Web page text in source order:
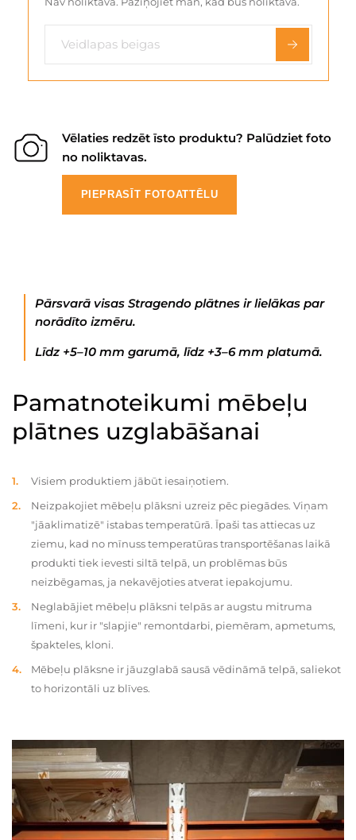
Vēlaties redzēt īsto produktu? Palūdziet foto
no noliktavas.
PIEPRASĪT FOTOATTĒLU
Pārsvarā visas Stragendo plātnes ir lielākas par
norādīto izmēru.
Līdz +5–10 mm garumā, līdz +3–6 mm platumā.
Pamatnoteikumi mēbeļu
plātnes uzglabāšanai
Visiem produktiem jābūt iesaiņotiem.
Neizpakojiet mēbeļu plāksni uzreiz pēc piegādes. Viņam
"jāaklimatizē" istabas temperatūrā. Īpaši tas attiecas uz
ziemu, kad no mīnuss temperatūras transportēšanas laikā
produkti tiek ievesti siltā telpā, un problēmas būs
neizbēgamas, ja nekavējoties atverat iepakojumu.
Neglabājiet mēbeļu plāksni telpās ar augstu mitruma
līmeni, kur ir "slapjie" remontdarbi, piemēram, apmetums,
špakteles, kloni.
Mēbeļu plāksne ir jāuzglabā sausā vēdināmā telpā, saliekot
to horizontāli uz blīves.